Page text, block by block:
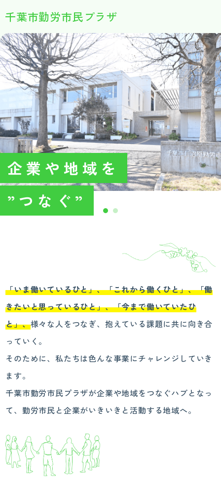
千葉市勤労市民プラザ
企業や地域を
”つなぐ”
「いま働いているひと」、「これから働くひと」、「働
きたいと思っているひと」、「今まで働いていたひ
と」、様々な人をつなぎ、抱えている課題に共に向き合
っていく。
そのために、私たちは色んな事業にチャレンジしていき
ます。
千葉市勤労市民プラザが企業や地域をつなぐハブとなっ
て、勤労市民と企業がいきいきと活動する地域へ。